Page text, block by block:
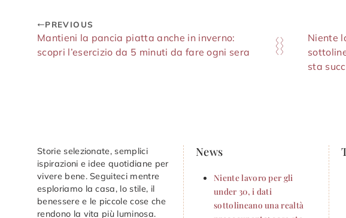
PREVIOUS
Mantieni la pancia piatta anche in inverno:
scopri l’esercizio da 5 minuti da fare ogni sera
Niente
sta
Storie selezionate, semplici
ispirazioni e idee quotidiane per
vivere bene. Seguiteci mentre
esploriamo la casa, lo stile, il
benessere e le piccole cose che
rendono la vita più luminosa.
News
Niente lavoro per gli
under 30, i dati
sottolineano una realtà